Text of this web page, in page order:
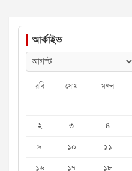
আর্কাইভ
রবি সোম মঙ্গল
২
৩ ৪
৯
১০ ১১
১৬
১৭ ১৮